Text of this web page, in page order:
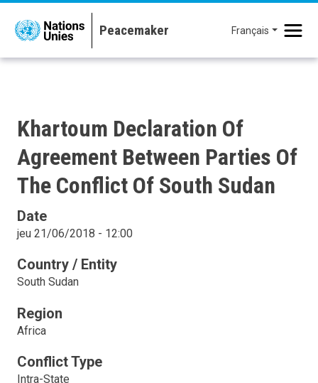
Aller au contenu principal
Français
Khartoum Declaration Of
Agreement Between Parties Of
The Conflict Of South Sudan
Date
jeu 21/06/2018 - 12:00
Country / Entity
South Sudan
Region
Africa
Conflict Type
Intra-State